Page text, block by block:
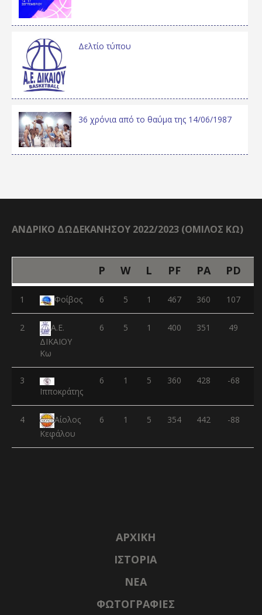
Δελτίο τύπου
36 χρόνια από το θαύμα της 14/06/1987
ΑΝΔΡΙΚΟ ΔΩΔΕΚΑΝΗΣΟΥ 2022/2023 (ΟΜΙΛΟΣ ΚΩ)
P W L PF PA PD
1 Φοίβος 6 5 1 467 360 107
2
Α.Ε.
ΔΙΚΑΙΟΥ
Κω
6 5 1 400 351 49
3
Ιπποκράτης
6 1 5 360 428 -68
4
Αίολος
Κεφάλου
6 1 5 354 442 -88
ΑΡΧΙΚΉ
ΙΣΤΟΡΊΑ
NΈΑ
ΦΩΤΟΓΡΑΦΊΕΣ